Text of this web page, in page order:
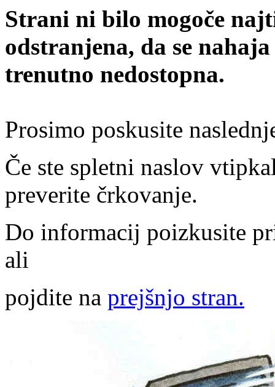
Strani ni bilo mogoče
odstranjena, da se
trenutno nedostopna.
Prosimo poskusite
Če ste spletni naslov
preverite črkovanje.
Do informacij poizkusite
ali
pojdite na prejšnjo stran.